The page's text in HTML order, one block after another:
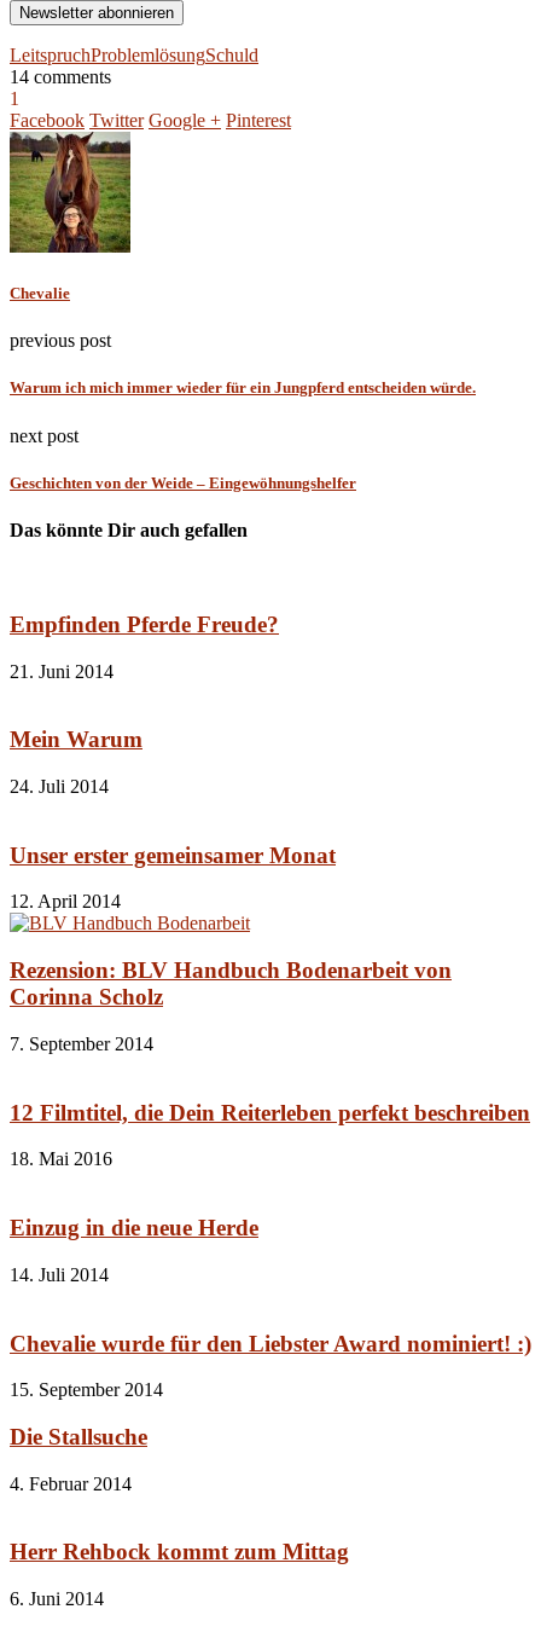
LeitspruchProblemlösungSchuld
14 comments
1
Facebook Twitter Google + Pinterest
Chevalie
previous post
Warum ich mich immer wieder für ein Jungpferd entscheiden würde.
next post
Geschichten von der Weide – Eingewöhnungshelfer
Das könnte Dir auch gefallen
Empfinden Pferde Freude?
21. Juni 2014
Mein Warum
24. Juli 2014
Unser erster gemeinsamer Monat
12. April 2014
Rezension: BLV Handbuch Bodenarbeit von
Corinna Scholz
7. September 2014
12 Filmtitel, die Dein Reiterleben perfekt beschreiben
18. Mai 2016
Einzug in die neue Herde
14. Juli 2014
Chevalie wurde für den Liebster Award nominiert! :)
15. September 2014
Die Stallsuche
4. Februar 2014
Herr Rehbock kommt zum Mittag
6. Juni 2014